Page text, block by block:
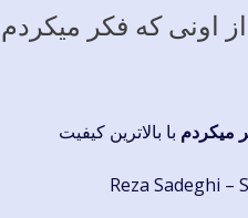
اونی که فکر میکردم
میکردم با بالاترین کیفیت